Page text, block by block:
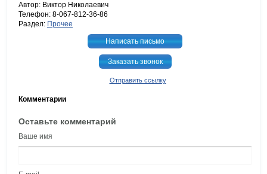
Автор: Виктор Николаевич
Телефон: 8-067-812-36-86
Раздел: Прочее
Написать письмо
Заказать звонок
Отправить ссылку
Комментарии
Оставьте комментарий
Ваше имя